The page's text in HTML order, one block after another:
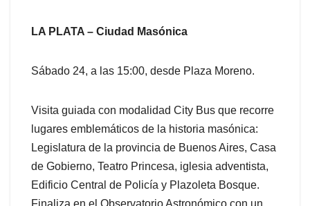
LA PLATA – Ciudad Masónica
Sábado 24, a las 15:00, desde Plaza Moreno.
Visita guiada con modalidad City Bus que recorre
lugares emblemáticos de la historia masónica:
Legislatura de la provincia de Buenos Aires, Casa
de Gobierno, Teatro Princesa, iglesia adventista,
Edificio Central de Policía y Plazoleta Bosque.